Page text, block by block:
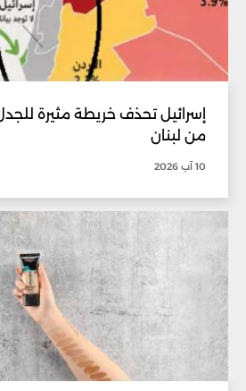
إسرائيل تحذف خريطة مثيرة
من لبنان
10 آب 2026